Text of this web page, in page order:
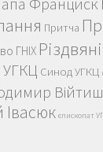
Притча
ГНІХ
УГКЦ Синод УГКЦ
Івасюк єпископат